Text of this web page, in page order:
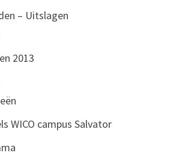
– Uitslagen
2013
WICO campus Salvator